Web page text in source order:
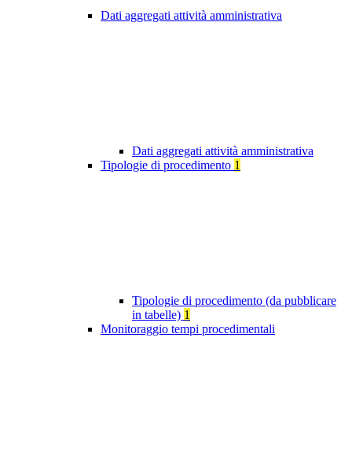
Dati aggregati attività amministrativa
Dati aggregati attività amministrativa
Tipologie di procedimento 1
Tipologie di procedimento (da pubblicare
in tabelle) 1
Monitoraggio tempi procedimentali